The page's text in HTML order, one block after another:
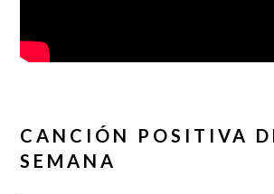
CANCIÓN POSITIVA
SEMANA